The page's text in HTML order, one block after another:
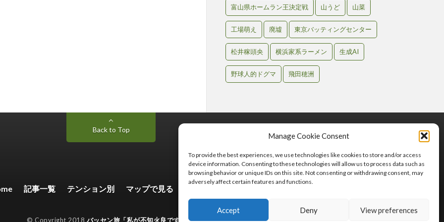
Manage Cookie Consent
To provide the best experiences, we use technologies like cookies to store and/or access
device information. Consenting to these technologies will allow us to process data such as
browsing behavior or unique IDs on this site. Not consenting or withdrawing consent, may
adversely affect certain features and functions.
Accept Deny View preferences
富山県ホームラン王決定戦 山うど 山菜
工場萌え 廃墟 東京バッティングセンター
松井稼頭央 横浜家系ラーメン 生成AI
野球人的ドグマ 飛田穂洲
Back to Top
記事一覧 テンション別 マップで見る
© Copyright 2018 バッセン旅「私が不知火良です。」.